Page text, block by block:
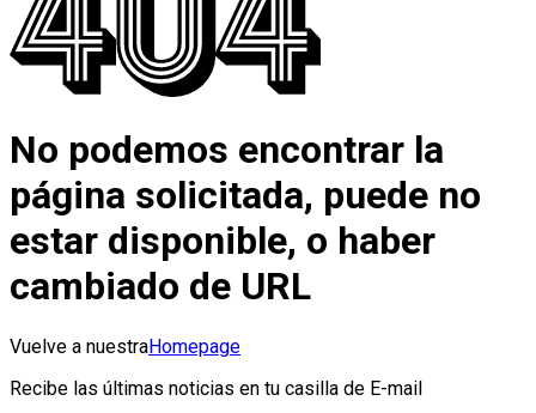
No podemos encontrar la
página solicitada, puede no
estar disponible, o haber
cambiado de URL
Vuelve a nuestraHomepage
Recibe las últimas noticias en tu casilla de E-mail